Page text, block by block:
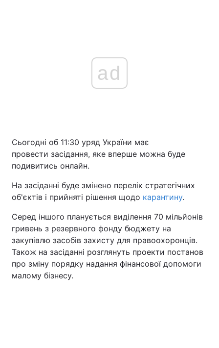
ad
Сьогодні об 11:30 уряд України має
провести засідання, яке вперше можна буде
подивитись онлайн.
На засіданні буде змінено перелік стратегічних
об'єктів і прийняті рішення щодо карантину.
Серед іншого планується виділення 70 мільйонів
гривень з резервного фонду бюджету на
закупівлю засобів захисту для правоохоронців.
Також на засіданні розглянуть проекти постанов
про зміну порядку надання фінансової допомоги
малому бізнесу.